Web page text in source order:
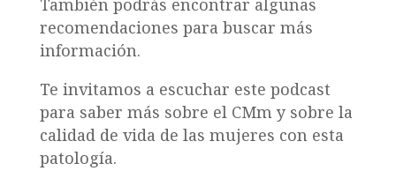
También podrás encontrar algunas
recomendaciones para buscar más
información.
Te invitamos a escuchar este podcast
para saber más sobre el CMm y sobre la
calidad de vida de las mujeres con esta
patología.